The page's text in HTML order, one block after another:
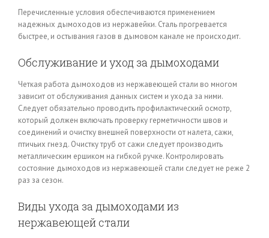
Перечисленные условия обеспечиваются применением
надежных дымоходов из нержавейки. Сталь прогревается
быстрее, и остывания газов в дымовом канале не происходит.
Обслуживание и уход за дымоходами
Четкая работа дымоходов из нержавеющей стали во многом
зависит от обслуживания данных систем и ухода за ними.
Следует обязательно проводить профилактический осмотр,
который должен включать проверку герметичности швов и
соединений и очистку внешней поверхности от налета, сажи,
птичьих гнезд. Очистку труб от сажи следует производить
металлическим ершиком на гибкой ручке. Контролировать
состояние дымоходов из нержавеющей стали следует не реже 2
раз за сезон.
Виды ухода за дымоходами из
нержавеющей стали